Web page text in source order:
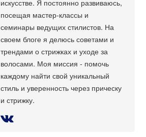
искусстве. Я постоянно развиваюсь,
посещая мастер-классы и
семинары ведущих стилистов. На
своем блоге я делюсь советами и
трендами о стрижках и уходе за
волосами. Моя миссия - помочь
каждому найти свой уникальный
стиль и уверенность через прическу
и стрижку.